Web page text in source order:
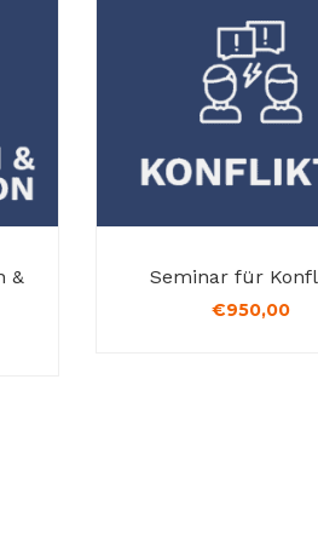
& Seminar für
€950,00